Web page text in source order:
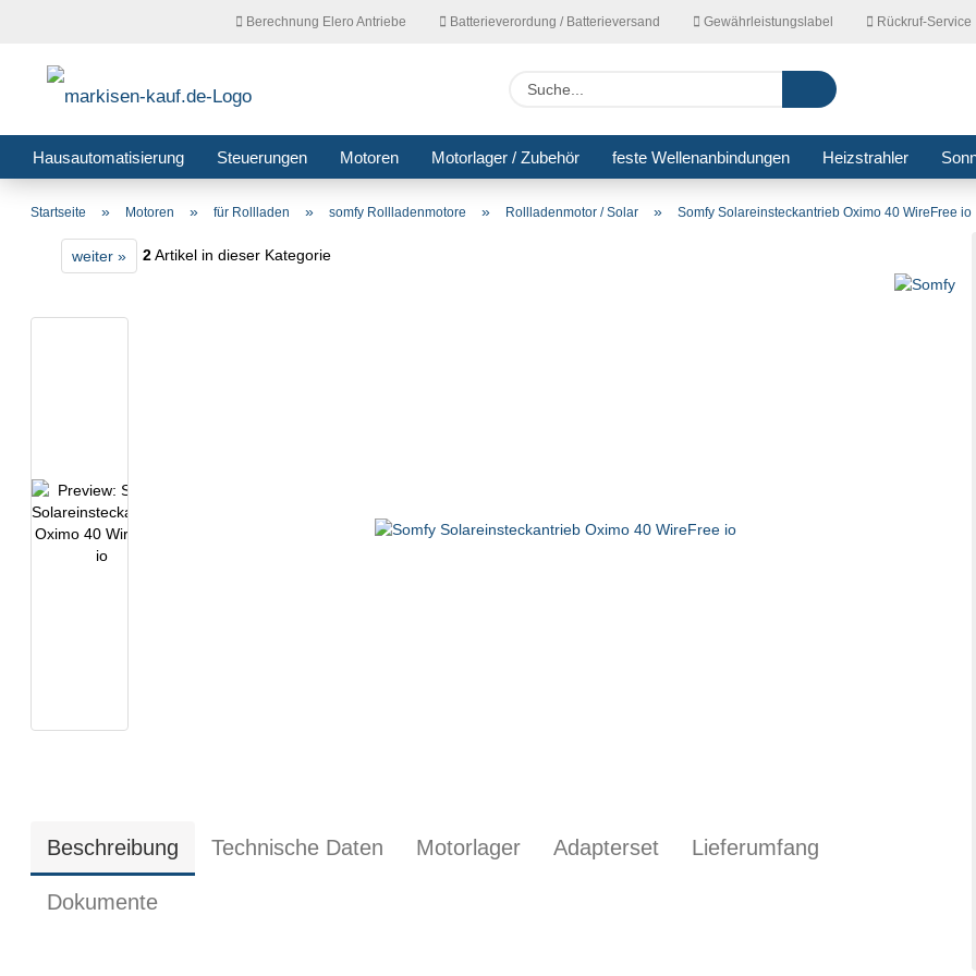
Berechnung Elero Antriebe Batterieverordung / Batterieversand Gewährleistungslabel Rückruf-Service
Suche...
Hausautomatisierung Steuerungen Motoren Motorlager / Zubehör feste Wellenanbindungen Heizstrahler
Startseite » Motoren » für Rollladen » somfy Rollladenmotore » Rollladenmotor / Solar » Somfy Solareinsteckantrieb Oximo 40 WireFree io
weiter » 2Artikel in dieser Kategorie
Beschreibung Technische Daten Motorlager Adapterset Lieferumfang
Dokumente